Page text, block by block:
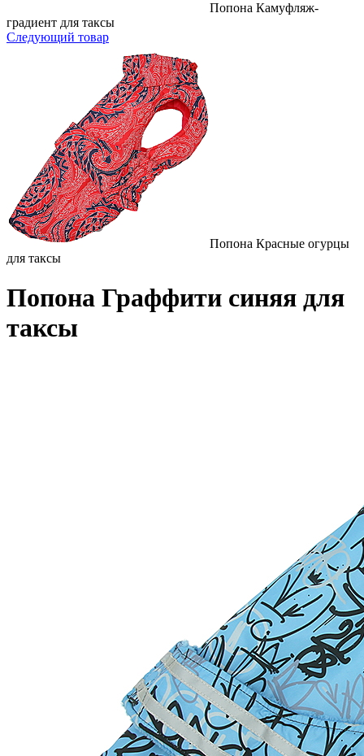
Попона Камуфляж-
градиент для таксы
Следующий товар
Попона Красные огурцы
для таксы
Попона Граффити синяя для
таксы